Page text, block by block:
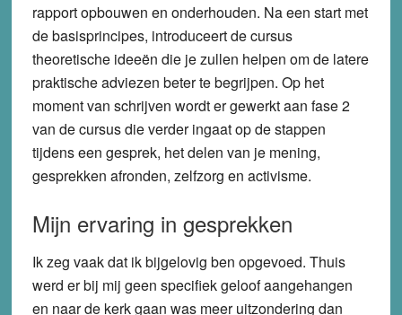
rapport opbouwen en onderhouden. Na een start met
de basisprincipes, introduceert de cursus
theoretische ideeën die je zullen helpen om de latere
praktische adviezen beter te begrijpen. Op het
moment van schrijven wordt er gewerkt aan fase 2
van de cursus die verder ingaat op de stappen
tijdens een gesprek, het delen van je mening,
gesprekken afronden, zelfzorg en activisme.
Mijn ervaring in gesprekken
Ik zeg vaak dat ik bijgelovig ben opgevoed. Thuis
werd er bij mij geen specifiek geloof aangehangen
en naar de kerk gaan was meer uitzondering dan